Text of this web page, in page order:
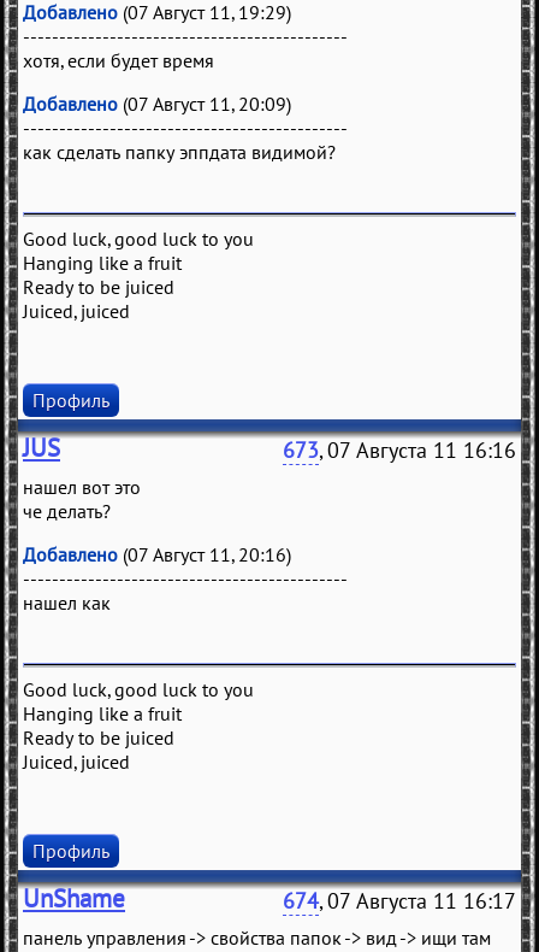
Добавлено (07 Август 11, 19:29)
---------------------------------------------
хотя, если будет время
Добавлено (07 Август 11, 20:09)
---------------------------------------------
как сделать папку эппдата видимой?
Good luck, good luck to you
Hanging like a fruit
Ready to be juiced
Juiced, juiced
Профиль
JUS 673, 07 Августа 11 16:16
нашел вот это
че делать?
Добавлено (07 Август 11, 20:16)
---------------------------------------------
нашел как
Good luck, good luck to you
Hanging like a fruit
Ready to be juiced
Juiced, juiced
Профиль
UnShame 674, 07 Августа 11 16:17
панель управления -> свойства папок -> вид -> ищи там